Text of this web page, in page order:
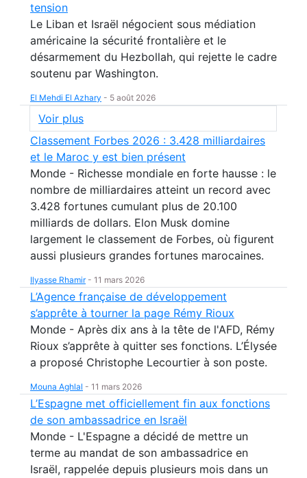
tension
Le Liban et Israël négocient sous médiation
américaine la sécurité frontalière et le
désarmement du Hezbollah, qui rejette le cadre
soutenu par Washington.
El Mehdi El Azhary - 5 août 2026
Voir plus
Classement Forbes 2026 : 3.428 milliardaires
et le Maroc y est bien présent
Monde - Richesse mondiale en forte hausse : le
nombre de milliardaires atteint un record avec
3.428 fortunes cumulant plus de 20.100
milliards de dollars. Elon Musk domine
largement le classement de Forbes, où figurent
aussi plusieurs grandes fortunes marocaines.
Ilyasse Rhamir- 11 mars 2026
L’Agence française de développement
s’apprête à tourner la page Rémy Rioux
Monde - Après dix ans à la tête de l'AFD, Rémy
Rioux s’apprête à quitter ses fonctions. L’Élysée
a proposé Christophe Lecourtier à son poste.
Mouna Aghlal - 11 mars 2026
L’Espagne met officiellement fin aux fonctions
de son ambassadrice en Israël
Monde - L'Espagne a décidé de mettre un
terme au mandat de son ambassadrice en
Israël, rappelée depuis plusieurs mois dans un